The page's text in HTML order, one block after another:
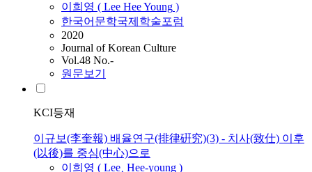
이희영 ( Lee HeeYoung )
한국어문학국제학술포럼
2020
Journal of Korean Culture
Vol.48 No.-
원문보기
KCI등재
이규보(李奎報) 배율연구(排律硏究)(3) - 치사(致仕) 이후
(以後)를 중심(中心)으로
이희영 ( Lee¸ Hee-young )